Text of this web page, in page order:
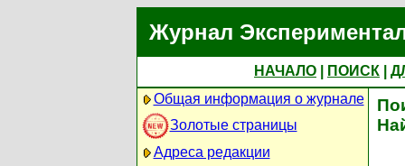
Журнал
НАЧАЛО ПОИСК
Общая информация о журнале
Золотые страницы
Адреса редакции